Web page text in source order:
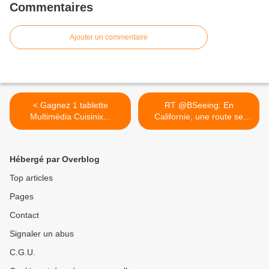
Commentaires
Ajouter un commentaire
< Gagnez 1 tablette
Multimédia Cuisinix...
RT @BSeeing: En
Californie, une route se
déforme... >
Hébergé par Overblog
Top articles
Pages
Contact
Signaler un abus
C.G.U.